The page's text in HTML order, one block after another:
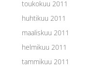
toukokuu 2011
huhtikuu 2011
maaliskuu 2011
helmikuu 2011
tammikuu 2011